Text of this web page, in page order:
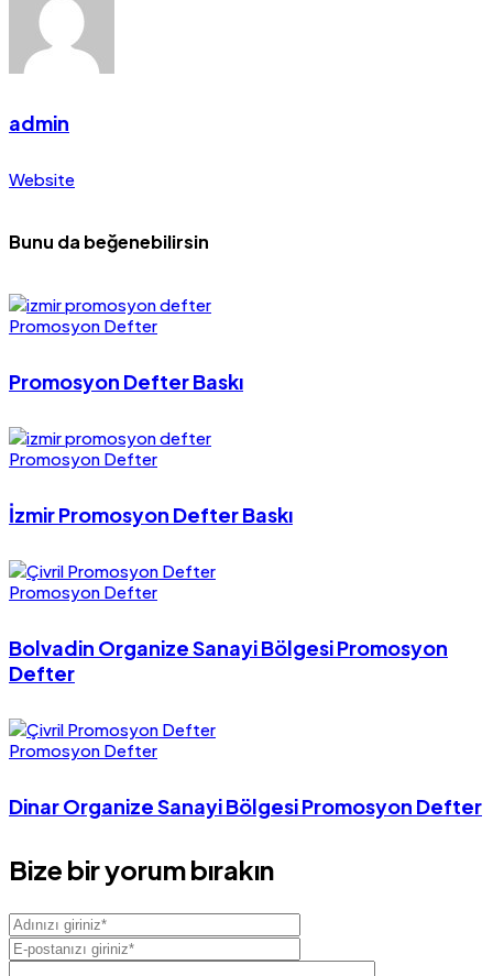
admin
Website
Bunu da beğenebilirsin
Promosyon Defter
Promosyon Defter Baskı
Promosyon Defter
İzmir Promosyon Defter Baskı
Promosyon Defter
Bolvadin Organize Sanayi Bölgesi Promosyon
Defter
Promosyon Defter
Dinar Organize Sanayi Bölgesi Promosyon Defter
Bize bir yorum bırakın